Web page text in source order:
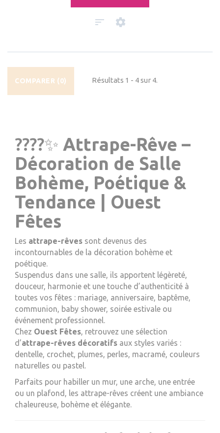
COMPARER (0) Résultats 1 - 4 sur 4.
????✨ Attrape-Rêve –
Décoration de Salle
Bohème, Poétique &
Tendance | Ouest
Fêtes
Les attrape-rêves sont devenus des
incontournables de la décoration bohème et
poétique.
Suspendus dans une salle, ils apportent légèreté,
douceur, harmonie et une touche d’authenticité à
toutes vos fêtes : mariage, anniversaire, baptême,
communion, baby shower, soirée estivale ou
événement professionnel.
Chez Ouest Fêtes, retrouvez une sélection
d’attrape-rêves décoratifs aux styles variés :
dentelle, crochet, plumes, perles, macramé, couleurs
naturelles ou pastel.
Parfaits pour habiller un mur, une arche, une entrée
ou un plafond, les attrape-rêves créent une ambiance
chaleureuse, bohème et élégante.